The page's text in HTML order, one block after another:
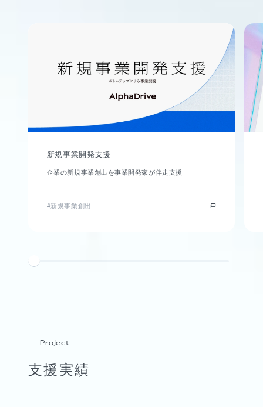
新規事業開発支援
企業の新規事業創出を事業開発家が伴走支援
#新規事業創出
Project
支援実績